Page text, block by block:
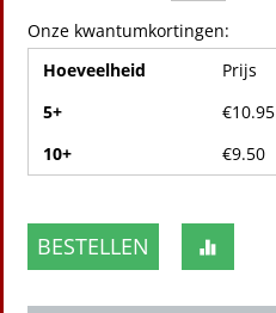
Onze kwantumkortingen:
Hoeveelheid
Prijs
5+
€10.95
10+
€9.50
BESTELLEN